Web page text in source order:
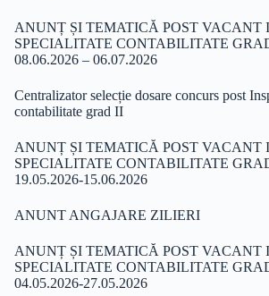
ANUNȚ ȘI TEMATICĂ POST VACANT
SPECIALITATE CONTABILITATE
08.06.2026 – 06.07.2026
Centralizator selecție dosare concurs post
contabilitate grad II
ANUNȚ ȘI TEMATICĂ POST VACANT
SPECIALITATE CONTABILITATE
19.05.2026-15.06.2026
ANUNT ANGAJARE ZILIERI
ANUNȚ ȘI TEMATICĂ POST VACANT
SPECIALITATE CONTABILITATE
04.05.2026-27.05.2026